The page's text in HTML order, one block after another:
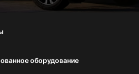
оборудование